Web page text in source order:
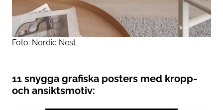
Foto: Nordic Nest
11 snygga grafiska posters med kropp-
och ansiktsmotiv: